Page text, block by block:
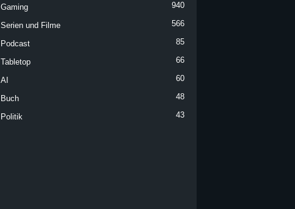
Gaming 940
Serien und Filme 566
Podcast 85
Tabletop 66
AI 60
Buch 48
Politik 43